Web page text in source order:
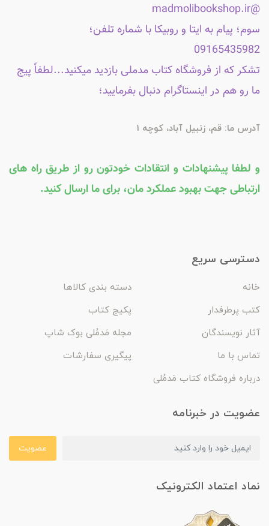
@madmolibookshop.ir
سوم؛ پیام به ایتا و روبیکا با شماره تلفن؛
09165435982
تشکر که از فروشگاه کتاب مدملی بازدید میکنید...لطفاً پیج
ما رو هم در اینستاگرام دنبال بفرمایید؛
آدرس ما: قم، زنبیل آباد، کوچه 1
و لطفا پیشنهادات و انتقادات خودتون رو از طریق راه های
ارتباطی جهت بهبود عملکرد مان، برای ما ارسال کنید.
دسترسی سریع
خانه
دسته بندی کالاها
کتب پرطرفدار
پکیج کتاب
آثار نویسندگان
مجله مَدمُلی بوک شاپ
تماس با ما
پیگیری سفارشات
درباره فروشگاه کتاب مَدمُلی
عضویت در خبرنامه
عضویت
نماد اعتماد الکترونیک